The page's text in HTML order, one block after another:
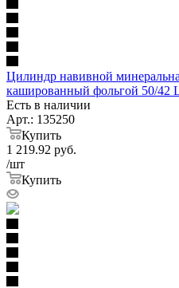
Цилиндр навивной
кашированный фольгой 50/42
Есть в наличии
Арт.: 135250
Купить
1 219.92 руб.
/шт
Купить